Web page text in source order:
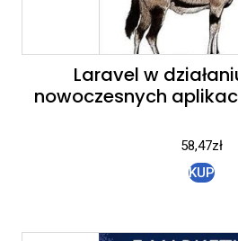
Laravel w
nowoczesnych
58,47zł
KUP